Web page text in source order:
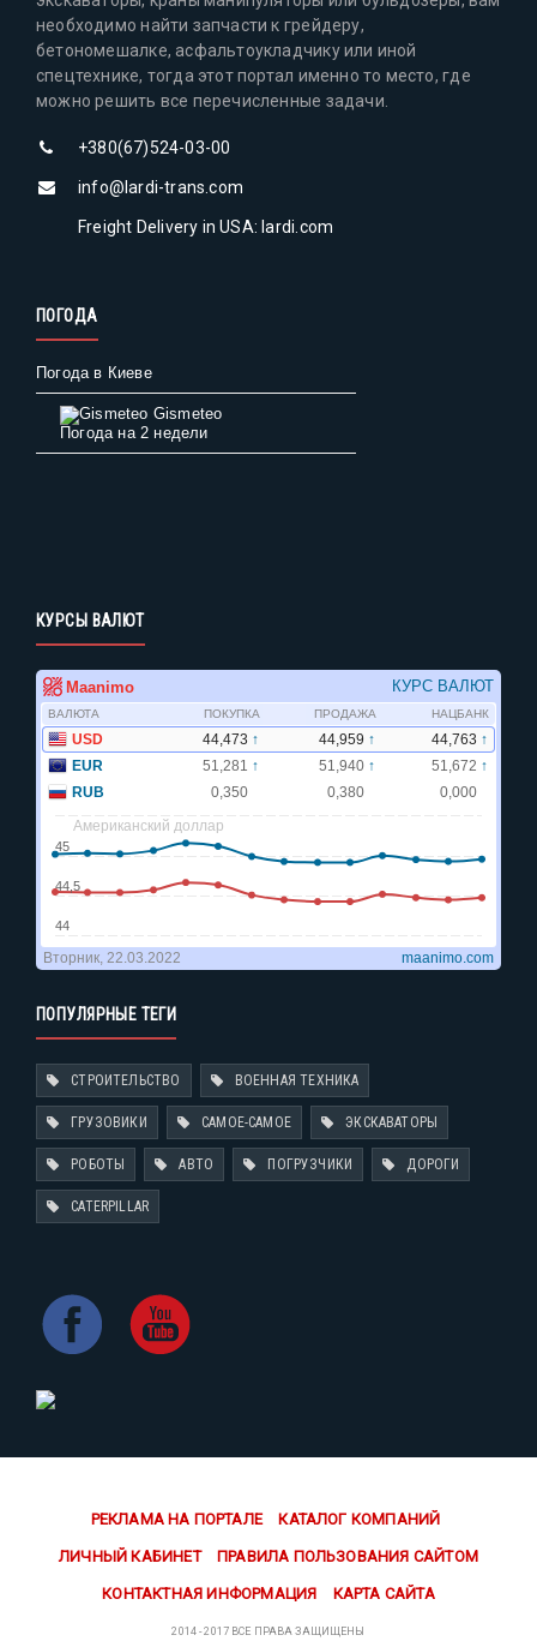
необходимо найти запчасти к грейдеру,
бетономешалке, асфальтоукладчику или иной
спецтехнике, тогда этот портал именно то место, где
можно решить все перечисленные задачи.
+380(67)524-03-00
info@lardi-trans.com
Freight Delivery in USA: lardi.com
ПОГОДА
Погода в Киеве
Gismeteo
Погода на 2 недели
КУРСЫ ВАЛЮТ
ПОПУЛЯРНЫЕ ТЕГИ
СТРОИТЕЛЬСТВО ВОЕННАЯ ТЕХНИКА
ГРУЗОВИКИ САМОЕ-САМОЕ ЭКСКАВАТОРЫ
РОБОТЫ АВТО ПОГРУЗЧИКИ ДОРОГИ
CATERPILLAR
РЕКЛАМА НА ПОРТАЛЕ КАТАЛОГ КОМПАНИЙ
ЛИЧНЫЙ КАБИНЕТ ПРАВИЛА ПОЛЬЗОВАНИЯ САЙТОМ
КОНТАКТНАЯ ИНФОРМАЦИЯ КАРТА САЙТА
2014 - 2017 ВСЕ ПРАВА ЗАЩИЩЕНЫ